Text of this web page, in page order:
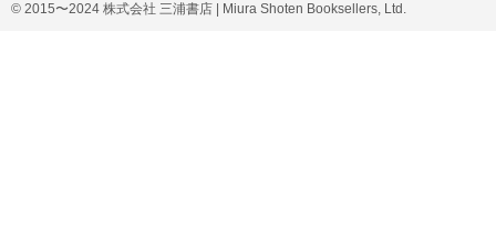
© 2015〜2024 株式会社 三浦書店 | Miura Shoten Booksellers, Ltd.